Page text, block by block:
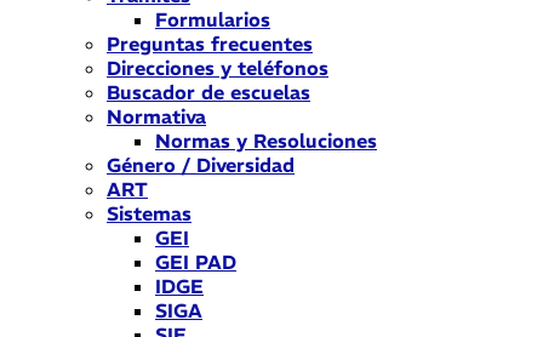
Formularios
Preguntas frecuentes
Direcciones y teléfonos
Buscador de escuelas
Normativa
Normas y Resoluciones
Género / Diversidad
ART
Sistemas
GEI
GEI PAD
IDGE
SIGA